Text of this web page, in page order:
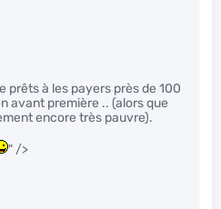
prêts à les payers près de 100
avant première .. (alors que
encore très pauvre).
" />